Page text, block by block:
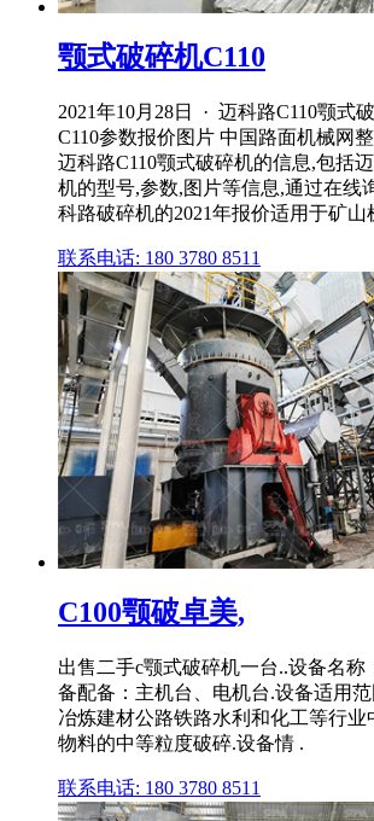
颚式破碎机C110
2021年10月28日 · 迈科路C110颚式
C110参数报价图片 中国路面机械网
迈科路C110颚式破碎机的信息,包括
机的型号,参数,图片等信息,通过在线
科路破碎机的2021年报价适用于矿山
联系电话: 180 3780 8511
C100颚破卓美,
出售二手c颚式破碎机一台..设备名称
备配备：主机台、电机台.设备适用
冶炼建材公路铁路水利和化工等行业
物料的中等粒度破碎.设备情 .
联系电话: 180 3780 8511